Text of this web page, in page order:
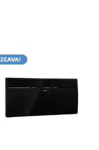
ZĽAVA!